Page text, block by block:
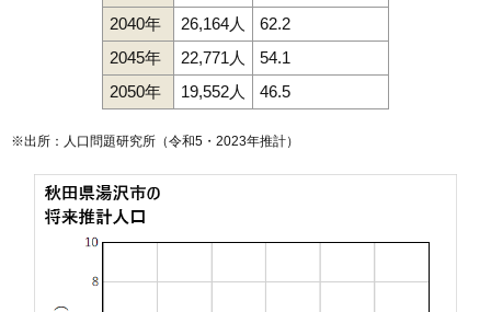
2040年
26,164人
62.2
2045年
22,771人
54.1
2050年
19,552人 46.5
※出所：人口問題研究所（令和5・2023年推計）